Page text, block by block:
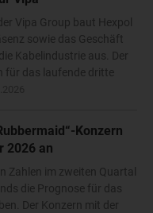
Vipa Group baut Hexpol
sowie das Geschäft
Kabelindustrie aus. Der
für das laufende dritte
Konzern
2026 an
Zahlen im zweiten Quartal
die Prognose für das
Der Konzern mit der